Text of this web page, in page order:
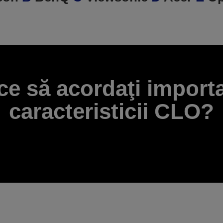
să acordaţi
caracteristicii CLO?